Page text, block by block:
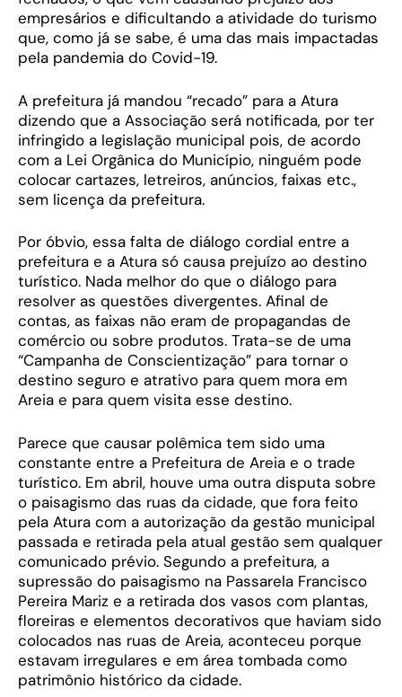
empresários e dificultando a atividade do turismo
que, como já se sabe, é uma das mais impactadas
pela pandemia do Covid-19.
A prefeitura já mandou “recado” para a Atura
dizendo que a Associação será notificada, por ter
infringido a legislação municipal pois, de acordo
com a Lei Orgânica do Município, ninguém pode
colocar cartazes, letreiros, anúncios, faixas etc.,
sem licença da prefeitura.
Por óbvio, essa falta de diálogo cordial entre a
prefeitura e a Atura só causa prejuízo ao destino
turístico. Nada melhor do que o diálogo para
resolver as questões divergentes. Afinal de
contas, as faixas não eram de propagandas de
comércio ou sobre produtos. Trata-se de uma
“Campanha de Conscientização” para tornar o
destino seguro e atrativo para quem mora em
Areia e para quem visita esse destino.
Parece que causar polêmica tem sido uma
constante entre a Prefeitura de Areia e o trade
turístico. Em abril, houve uma outra disputa sobre
o paisagismo das ruas da cidade, que fora feito
pela Atura com a autorização da gestão municipal
passada e retirada pela atual gestão sem qualquer
comunicado prévio. Segundo a prefeitura, a
supressão do paisagismo na Passarela Francisco
Pereira Mariz e a retirada dos vasos com plantas,
floreiras e elementos decorativos que haviam sido
colocados nas ruas de Areia, aconteceu porque
estavam irregulares e em área tombada como
patrimônio histórico da cidade.